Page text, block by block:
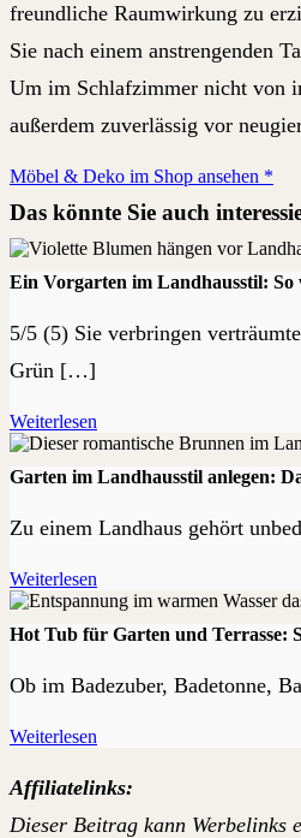
freundliche Raumwirkung zu
Sie nach einem anstrengenden
Um im Schlafzimmer nicht von
außerdem zuverlässig vor
Möbel & Deko im Shop ansehen *
Das könnte Sie auch
Ein Vorgarten im Landhausstil:
5/5 (5) Sie verbringen
Grün […]
Weiterlesen
Garten im Landhausstil anlegen:
Zu einem Landhaus gehört
Weiterlesen
Hot Tub für Garten und Terrasse:
Ob im Badezuber, Badetonne,
Weiterlesen
Affiliatelinks:
Dieser Beitrag kann Werbelinks